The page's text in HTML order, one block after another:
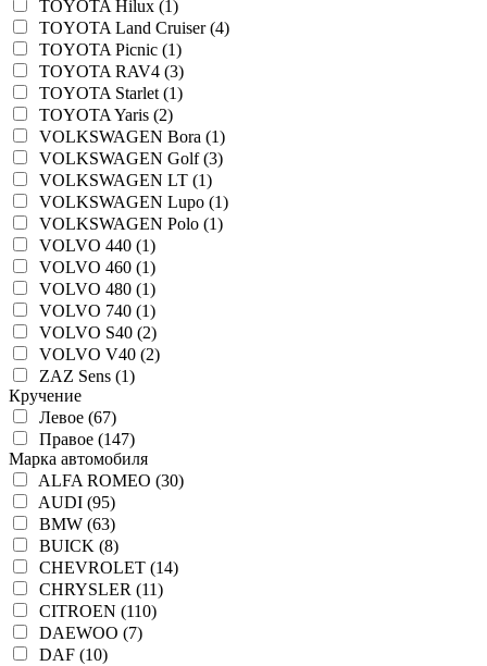
TOYOTA Hilux (1)
TOYOTA Land Cruiser (4)
TOYOTA Picnic (1)
TOYOTA RAV4 (3)
TOYOTA Starlet (1)
TOYOTA Yaris (2)
VOLKSWAGEN Bora (1)
VOLKSWAGEN Golf (3)
VOLKSWAGEN LT (1)
VOLKSWAGEN Lupo (1)
VOLKSWAGEN Polo (1)
VOLVO 440 (1)
VOLVO 460 (1)
VOLVO 480 (1)
VOLVO 740 (1)
VOLVO S40 (2)
VOLVO V40 (2)
ZAZ Sens (1)
Кручение
Левое (67)
Правое (147)
Марка автомобиля
ALFA ROMEO (30)
AUDI (95)
BMW (63)
BUICK (8)
CHEVROLET (14)
CHRYSLER (11)
CITROEN (110)
DAEWOO (7)
DAF (10)